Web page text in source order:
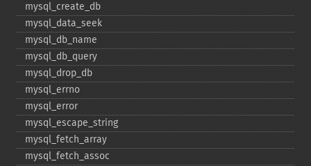
mysql_​create_​db
mysql_​data_​seek
mysql_​db_​name
mysql_​db_​query
mysql_​drop_​db
mysql_​errno
mysql_​error
mysql_​escape_​string
mysql_​fetch_​array
mysql_​fetch_​assoc